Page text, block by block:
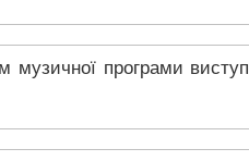
музичної програми